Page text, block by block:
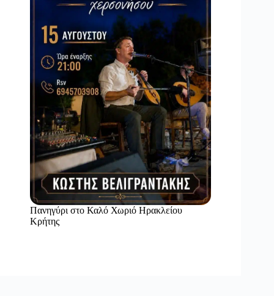
Πανηγύρι στο Καλό Χωριό Ηρακλείου
Κρήτης